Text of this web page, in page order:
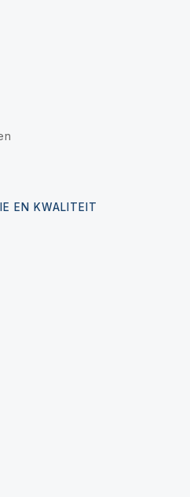
EN KWALITEIT